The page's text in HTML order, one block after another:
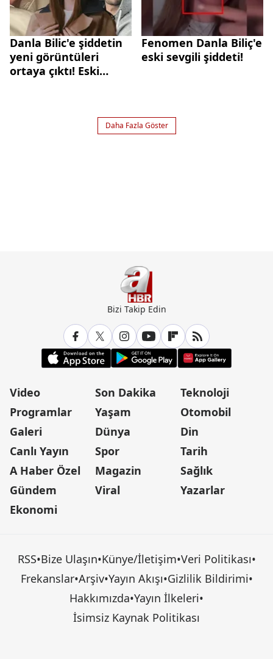
Danla Bilic'e şiddetin
yeni görüntüleri
ortaya çıktı! Eski
Fenomen Danla Biliç'e
eski sevgili şiddeti!
Daha Fazla Göster
Bizi Takip Edin
Video
Programlar
Galeri
Canlı Yayın
A Haber Özel
Gündem
Ekonomi
Son Dakika
Yaşam
Dünya
Spor
Magazin
Viral
Teknoloji
Otomobil
Din
Tarih
Sağlık
Yazarlar
RSS•Bize Ulaşın•Künye/İletişim•Veri Politikası•
Frekanslar•Arşiv•Yayın Akışı•Gizlilik Bildirimi•
Hakkımızda•Yayın İlkeleri•
İsimsiz Kaynak Politikası